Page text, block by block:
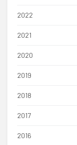
2022
2021
2020
2019
2018
2017
2016